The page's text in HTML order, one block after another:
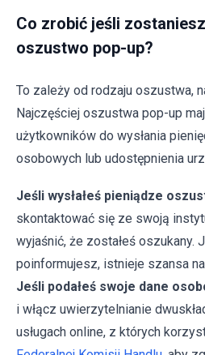
Co zrobić jeśli
oszustwo pop-up?
To zależy od rodzaju oszustwa,
Najczęściej oszustwa pop-up
użytkowników do wysłania
osobowych lub udostępnienia
Jeśli wysłałeś pieniądze
skontaktować się ze swoją
wyjaśnić, że zostałeś oszukany.
poinformujesz, istnieje szansa
Jeśli podałeś swoje dane
i włącz uwierzytelnianie
usługach online, z których